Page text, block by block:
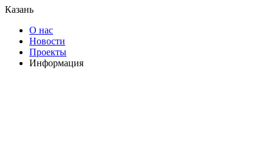
Казань
О нас
Новости
Проекты
Информация